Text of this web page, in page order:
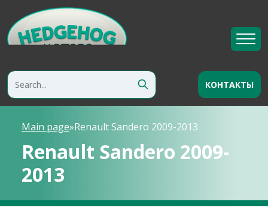
КОНТАКТЫ
Main page»Renault Sandero 2009-2013
Renault Sandero 2009-
2013